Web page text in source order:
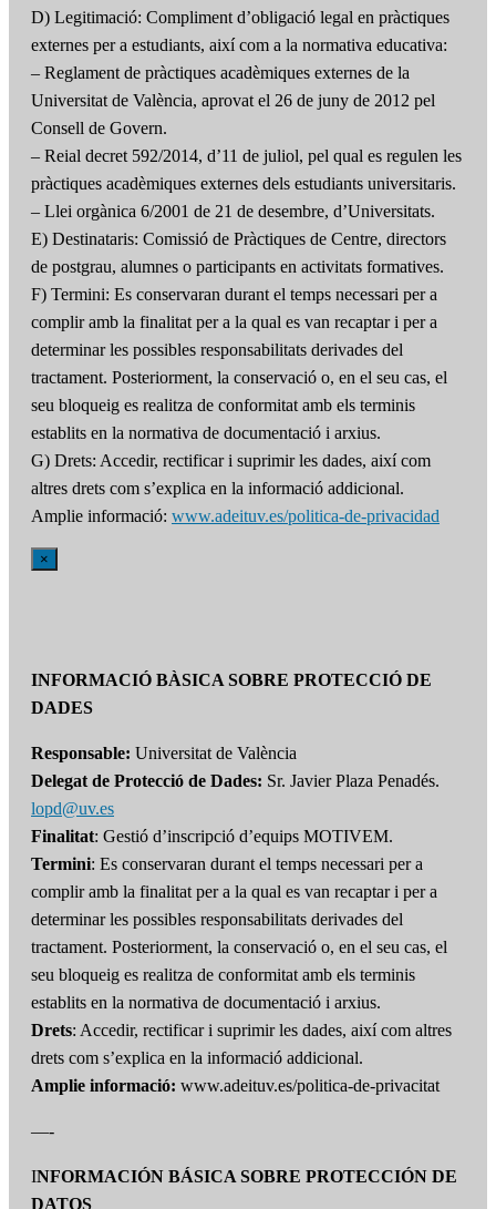
D) Legitimació: Compliment d’obligació legal en pràctiques
externes per a estudiants, així com a la normativa educativa:
– Reglament de pràctiques acadèmiques externes de la
Universitat de València, aprovat el 26 de juny de 2012 pel
Consell de Govern.
– Reial decret 592/2014, d’11 de juliol, pel qual es regulen les
pràctiques acadèmiques externes dels estudiants universitaris.
– Llei orgànica 6/2001 de 21 de desembre, d’Universitats.
E) Destinataris: Comissió de Pràctiques de Centre, directors
de postgrau, alumnes o participants en activitats formatives.
F) Termini: Es conservaran durant el temps necessari per a
complir amb la finalitat per a la qual es van recaptar i per a
determinar les possibles responsabilitats derivades del
tractament. Posteriorment, la conservació o, en el seu cas, el
seu bloqueig es realitza de conformitat amb els terminis
establits en la normativa de documentació i arxius.
G) Drets: Accedir, rectificar i suprimir les dades, així com
altres drets com s’explica en la informació addicional.
Amplie informació: www.adeituv.es/politica-de-privacidad
×
INFORMACIÓ BÀSICA SOBRE PROTECCIÓ DE
DADES
Responsable: Universitat de València
Delegat de Protecció de Dades: Sr. Javier Plaza Penadés.
lopd@uv.es
Finalitat: Gestió d’inscripció d’equips MOTIVEM.
Termini: Es conservaran durant el temps necessari per a
complir amb la finalitat per a la qual es van recaptar i per a
determinar les possibles responsabilitats derivades del
tractament. Posteriorment, la conservació o, en el seu cas, el
seu bloqueig es realitza de conformitat amb els terminis
establits en la normativa de documentació i arxius.
Drets: Accedir, rectificar i suprimir les dades, així com altres
drets com s’explica en la informació addicional.
Amplie informació: www.adeituv.es/politica-de-privacitat
—-
INFORMACIÓN BÁSICA SOBRE PROTECCIÓN DE
DATOS